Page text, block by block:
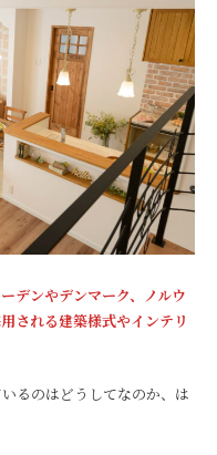
デンやデンマーク、ノルウ
される建築様式やインテリ
るのはどうしてなのか、は